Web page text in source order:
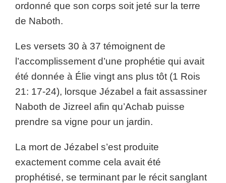
ordonné que son corps soit jeté sur la terre
de Naboth.
Les versets 30 à 37 témoignent de
l’accomplissement d’une prophétie qui avait
été donnée à Élie vingt ans plus tôt (1 Rois
21: 17-24), lorsque Jézabel a fait assassiner
Naboth de Jizreel afin qu’Achab puisse
prendre sa vigne pour un jardin.
La mort de Jézabel s’est produite
exactement comme cela avait été
prophétisé, se terminant par le récit sanglant